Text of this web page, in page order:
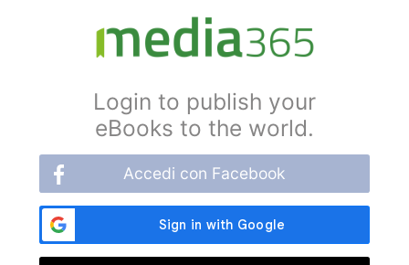
Login to publish your
eBooks to the world.
Accedi con Facebook